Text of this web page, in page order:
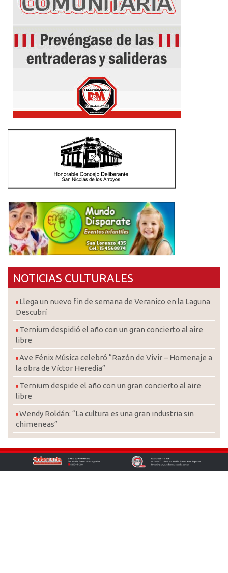
NOTICIAS CULTURALES
Llega un nuevo fin de semana de Veranico en la Laguna
Descubrí
Ternium despidió el año con un gran concierto al aire
libre
Ave Fénix Música celebró “Razón de Vivir – Homenaje a
la obra de Víctor Heredia”
Ternium despide el año con un gran concierto al aire
libre
Wendy Roldán: “La cultura es una gran industria sin
chimeneas”